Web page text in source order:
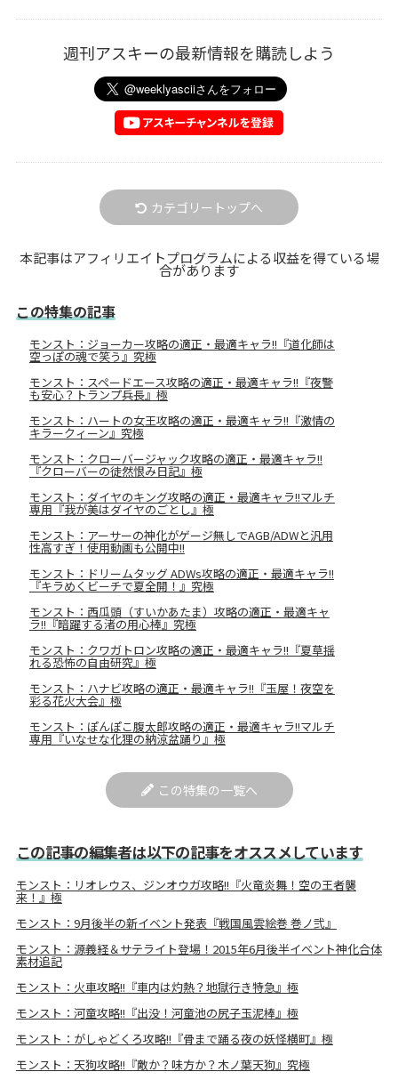
週刊アスキーの最新情報を購読しよう
カテゴリートップへ
本記事はアフィリエイトプログラムによる収益を得ている場
合があります
この特集の記事
モンスト：ジョーカー攻略の適正・最適キャラ!!『道化師は
空っぽの魂で笑う』究極
モンスト：スペードエース攻略の適正・最適キャラ!!『夜警
も安心？トランプ兵長』極
モンスト：ハートの女王攻略の適正・最適キャラ!!『激情の
キラークィーン』究極
モンスト：クローバージャック攻略の適正・最適キャラ!!
『クローバーの徒然恨み日記』極
モンスト：ダイヤのキング攻略の適正・最適キャラ!!マルチ
専用『我が美はダイヤのごとし』極
モンスト：アーサーの神化がゲージ無しでAGB/ADWと汎用
性高すぎ！使用動画も公開中!!
モンスト：ドリームタッグ ADWs攻略の適正・最適キャラ!!
『キラめくビーチで夏全開！』究極
モンスト：西瓜頭（すいかあたま）攻略の適正・最適キャ
ラ!!『暗躍する渚の用心棒』究極
モンスト：クワガトロン攻略の適正・最適キャラ!!『夏草揺
れる恐怖の自由研究』極
モンスト：ハナビ攻略の適正・最適キャラ!!『玉屋！夜空を
彩る花火大会』極
モンスト：ぽんぽこ腹太郎攻略の適正・最適キャラ!!マルチ
専用『いなせな化狸の納涼盆踊り』極
この特集の一覧へ
この記事の編集者は以下の記事をオススメしています
モンスト：リオレウス、ジンオウガ攻略!!『火竜炎舞！空の王者襲
来！』極
モンスト：9月後半の新イベント発表『戦国風雲絵巻 巻ノ弐』
モンスト：源義経＆サテライト登場！2015年6月後半イベント神化合体
素材追記
モンスト：火車攻略!!『車内は灼熱？地獄行き特急』極
モンスト：河童攻略!!『出没！河童池の尻子玉泥棒』極
モンスト：がしゃどくろ攻略!!『骨まで踊る夜の妖怪横町』極
モンスト：天狗攻略!!『敵か？味方か？木ノ葉天狗』究極